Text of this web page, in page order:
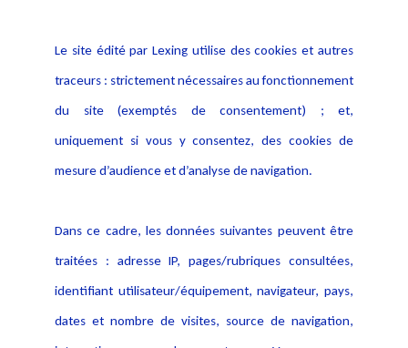
Alerte professionnelle
Déclaration d'accessibilité
Notice Légale
Politique de protection des
données
Publications
Le site édité par Lexing utilise des cookies et autres
traceurs : strictement nécessaires au fonctionnement
du site (exemptés de consentement) ; et,
uniquement si vous y consentez, des cookies de
mesure d’audience et d’analyse de navigation.
Dans ce cadre, les données suivantes peuvent être
traitées : adresse IP, pages/rubriques consultées,
identifiant utilisateur/équipement, navigateur, pays,
dates et nombre de visites, source de navigation,